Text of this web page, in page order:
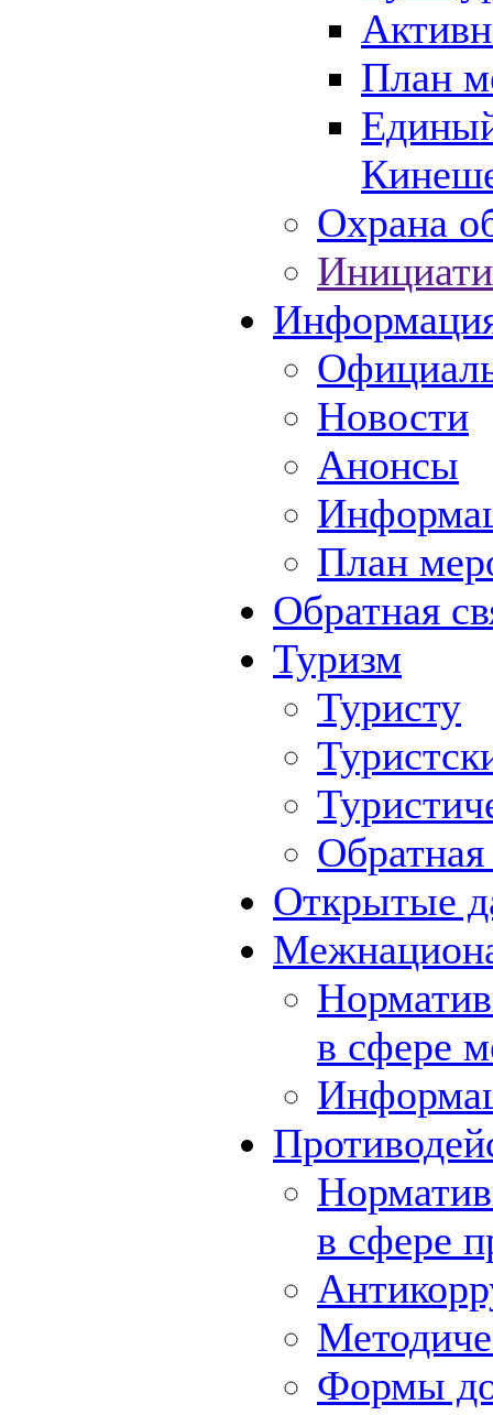
План
Охрана
Новости
Анонсы
План
Обратная
Туризм
Туристу
Обратная
Открытые
в сфере
в сфере
Формы